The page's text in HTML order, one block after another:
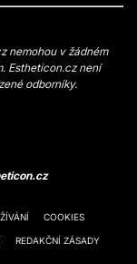
nemohou v žádném
Estheticon.cz není
odborníky.
COOKIES
REDAKČNÍ ZÁSADY